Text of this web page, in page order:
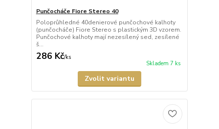
Punčocháče Fiore Stereo 40
Poloprůhledné 40denierové punčochové kalhoty
(punčocháče) Fiore Stereo s plastickým 3D vzorem.
Punčochové kalhoty mají nezesílený sed, zesílené
š...
286 Kč/ks
Skladem 7 ks
Zvolit variantu